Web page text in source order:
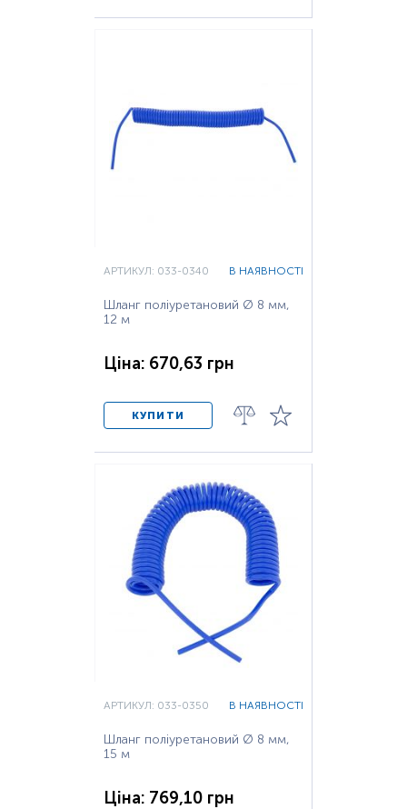
АРТИКУЛ: 033-0340 В НАЯВНОСТІ
Шланг поліуретановий Ø 8 мм,
12 м
Ціна: 670,63 грн
КУПИТИ
АРТИКУЛ: 033-0350 В НАЯВНОСТІ
Шланг поліуретановий Ø 8 мм,
15 м
Ціна: 769,10 грн